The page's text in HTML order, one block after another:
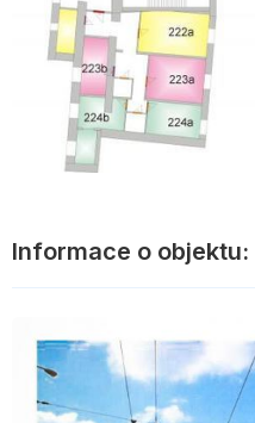
Informace o objektu: